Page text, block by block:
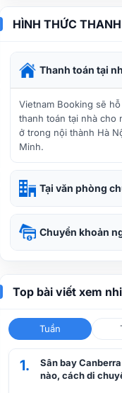
HÌNH THỨC
Thanh toán tại
Vietnam Booking sẽ
thanh toán tại nhà cho
ở trong nội thành Hà
Minh.
Tại văn phòng
Chuyển khoản
Top bài viết xem
Tuần
1.
Sân bay
nào, cách di